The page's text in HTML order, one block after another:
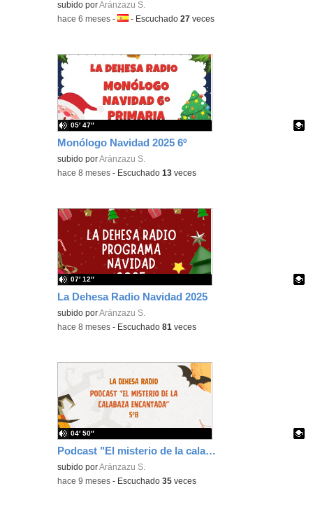
Contenido educativo.
subido porAránzazu S.
-hace 6 meses -Idioma:
- Escuchado27 veces
Monólogo Navidad 2025 6º
Contenido educativo.
subido porAránzazu S.
05′ 47″
-hace 8 meses - Escuchado13 veces
La Dehesa Radio Navidad 2025
Contenido educativo.
subido porAránzazu S.
07′ 12″
-hace 8 meses - Escuchado81 veces
Podcast "El misterio de la calabaza encantada"
Contenido educativo.
subido porAránzazu S.
04′ 50″
-hace 9 meses - Escuchado35 veces